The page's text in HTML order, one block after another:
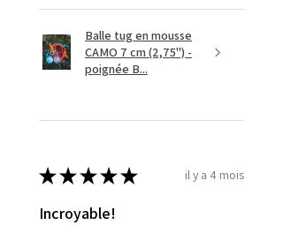
Balle tug en mousse
CAMO 7 cm (2,75'') -
poignée B...
★★★★★ il y a 4 mois
Incroyable!